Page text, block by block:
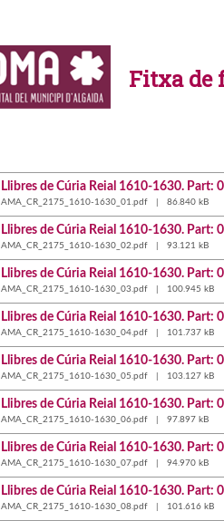
Fitxa de
Llibres de Cúria Reial 1610-1630. Part:
AMA_CR_2175_1610-1630_01.pdf | 86.840 kB
Llibres de Cúria Reial 1610-1630. Part:
AMA_CR_2175_1610-1630_02.pdf | 93.121 kB
Llibres de Cúria Reial 1610-1630. Part:
AMA_CR_2175_1610-1630_03.pdf | 100.945 kB
Llibres de Cúria Reial 1610-1630. Part:
AMA_CR_2175_1610-1630_04.pdf | 101.737 kB
Llibres de Cúria Reial 1610-1630. Part:
AMA_CR_2175_1610-1630_05.pdf | 103.127 kB
Llibres de Cúria Reial 1610-1630. Part:
AMA_CR_2175_1610-1630_06.pdf | 97.897 kB
Llibres de Cúria Reial 1610-1630. Part:
AMA_CR_2175_1610-1630_07.pdf | 94.970 kB
Llibres de Cúria Reial 1610-1630. Part:
AMA_CR_2175_1610-1630_08.pdf | 101.616 kB